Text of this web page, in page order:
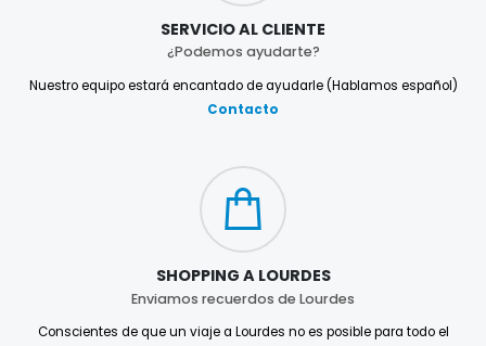
SERVICIO AL CLIENTE
¿Podemos ayudarte?
Nuestro equipo estará encantado de ayudarle (Hablamos español)
Contacto
SHOPPING A LOURDES
Enviamos recuerdos de Lourdes
Conscientes de que un viaje a Lourdes no es posible para todo el